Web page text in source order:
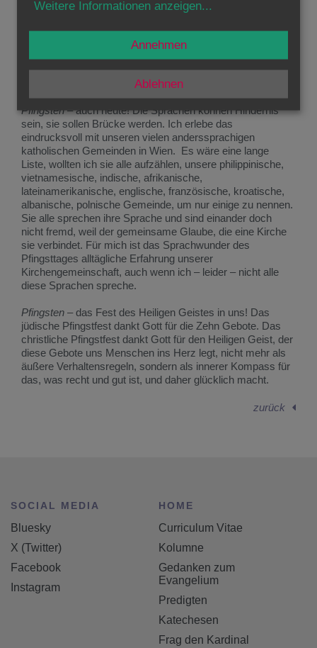
erwarten wir, dass sie die Sprache unseres Landes
erlernen, um hier zu Hause sein zu können. Zu Pfingsten
geschieht das Umgekehrte: die Einwohner können sich
allen anderen in deren Muttersprache verständlich machen.
Das Sprachwunder von Pfingsten ist vor allem ein
Geschenk des gegenseitigen Verstehens.
Pfingsten– auch heute! Die Sprachen können Hindernis
sein, sie sollen Brücke werden. Ich erlebe das
eindrucksvoll mit unseren vielen anderssprachigen
katholischen Gemeinden in Wien. Es wäre eine lange
Liste, wollten ich sie alle aufzählen, unsere philippinische,
vietnamesische, indische, afrikanische,
lateinamerikanische, englische, französische, kroatische,
albanische, polnische Gemeinde, um nur einige zu nennen.
Sie alle sprechen ihre Sprache und sind einander doch
nicht fremd, weil der gemeinsame Glaube, die eine Kirche
sie verbindet. Für mich ist das Sprachwunder des
Pfingsttages alltägliche Erfahrung unserer
Kirchengemeinschaft, auch wenn ich – leider – nicht alle
diese Sprachen spreche.
Pfingsten – das Fest des Heiligen Geistes in uns! Das
jüdische Pfingstfest dankt Gott für die Zehn Gebote. Das
christliche Pfingstfest dankt Gott für den Heiligen Geist, der
diese Gebote uns Menschen ins Herz legt, nicht mehr als
äußere Verhaltensregeln, sondern als innerer Kompass für
das, was recht und gut ist, und daher glücklich macht.
zurück
SOCIAL MEDIA
Bluesky
X (Twitter)
Facebook
Instagram
HOME
Curriculum Vitae
Kolumne
Gedanken zum
Evangelium
Predigten
Katechesen
Frag den Kardinal
Weitere Informationen anzeigen...
Ablehnen
Annehmen